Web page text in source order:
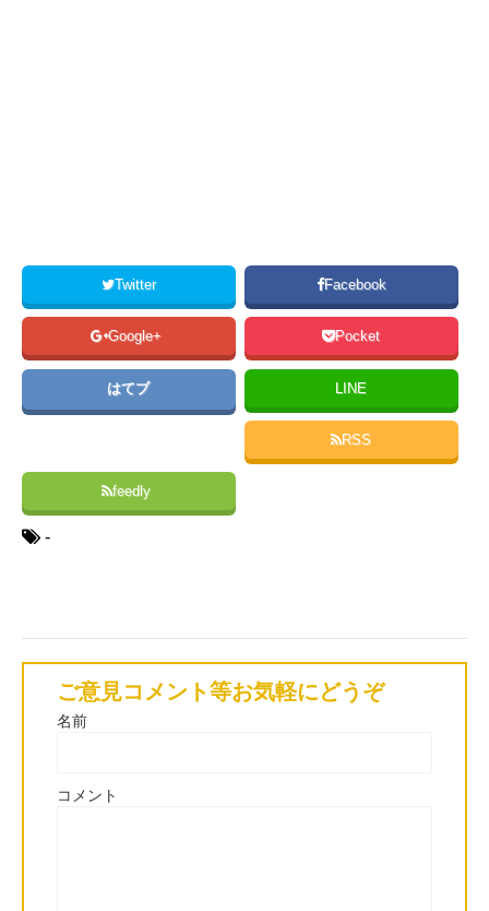
Twitter Facebook
Google+ Pocket
はてブ LINE
RSS
feedly
-
ご意見コメント等お気軽にどうぞ
名前
コメント